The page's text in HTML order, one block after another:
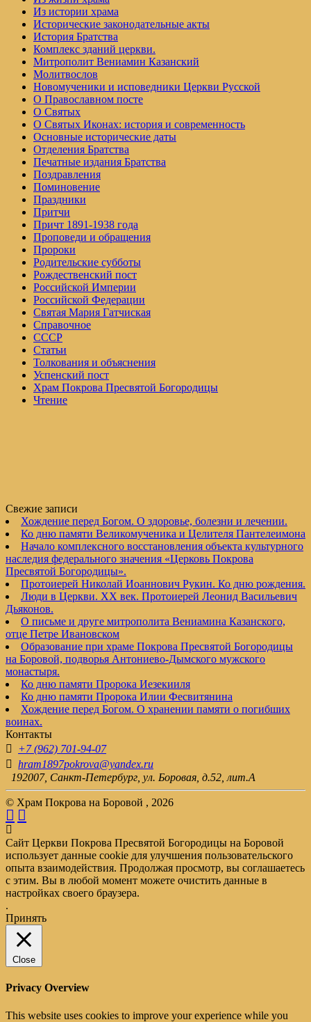
Из истории храма
Исторические законодательные акты
История Братства
Комплекс зданий церкви.
Митрополит Вениамин Казанский
Молитвослов
Но­во­му­че­ни­ки и ис­по­вед­ни­ки Церк­ви Рус­ской
О Православном посте
О Святых
О Святых Иконах: история и современность
Основные исторические даты
Отделения Братства
Печатные издания Братства
Поздравления
Поминовение
Праздники
Притчи
Причт 1891-1938 года
Проповеди и обращения
Пророки
Родительские субботы
Рождественский пост
Российской Империи
Российской Федерации
Святая Мария Гатчиская
Справочное
СССР
Статьи
Толкования и объяснения
Успенский пост
Храм Покрова Пресвятой Богородицы
Чтение
Свежие записи
Хождение перед Богом. О здоровье, болезни и лечении.
Ко дню памяти Великомученика и Целителя Пантелеимона
Начало комплексного восстановления объекта культурного
наследия федерального значения «Церковь Покрова
Пресвятой Богородицы».
Протоиерей Николай Иоаннович Рукин. Ко дню рождения.
Люди в Церкви. XX век. Протоиерей Леонид Васильевич
Дьяконов.
О письме и друге митрополита Вениамина Казанского,
отце Петре Ивановском
Образование при храме Покрова Пресвятой Богородицы
на Боровой, подворья Антониево-Дымского мужского
монастыря.
Ко дню памяти Пророка Иезекииля
Ко дню памяти Пророка Илии Фесвитянина
Хождение перед Богом. О хранении памяти о погибших
воинах.
Контакты
+7 (962) 701-94-07
hram1897pokrova@yandex.ru
192007, Санкт-Петербург, ул. Боровая, д.52, лит.А
© Храм Покрова на Боровой , 2026
Сайт Церкви Покрова Пресвятой Богородицы на Боровой
использует данные cookie для улучшения пользовательского
опыта взаимодействия. Продолжая просмотр, вы соглашаетесь
с этим. Вы в любой момент можете очистить данные в
настройках своего браузера.
.
Принять
Close
Privacy Overview
This website uses cookies to improve your experience while you